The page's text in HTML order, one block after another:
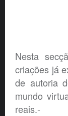
Nesta
criações já
de autoria
mundo
reais.-